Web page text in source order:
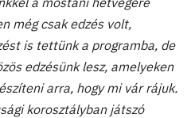
még csak edzés volt,
is tettünk a programba, de
edzésünk lesz, amelyeken
arra, hogy mi vár rájuk.
korosztályban játszó